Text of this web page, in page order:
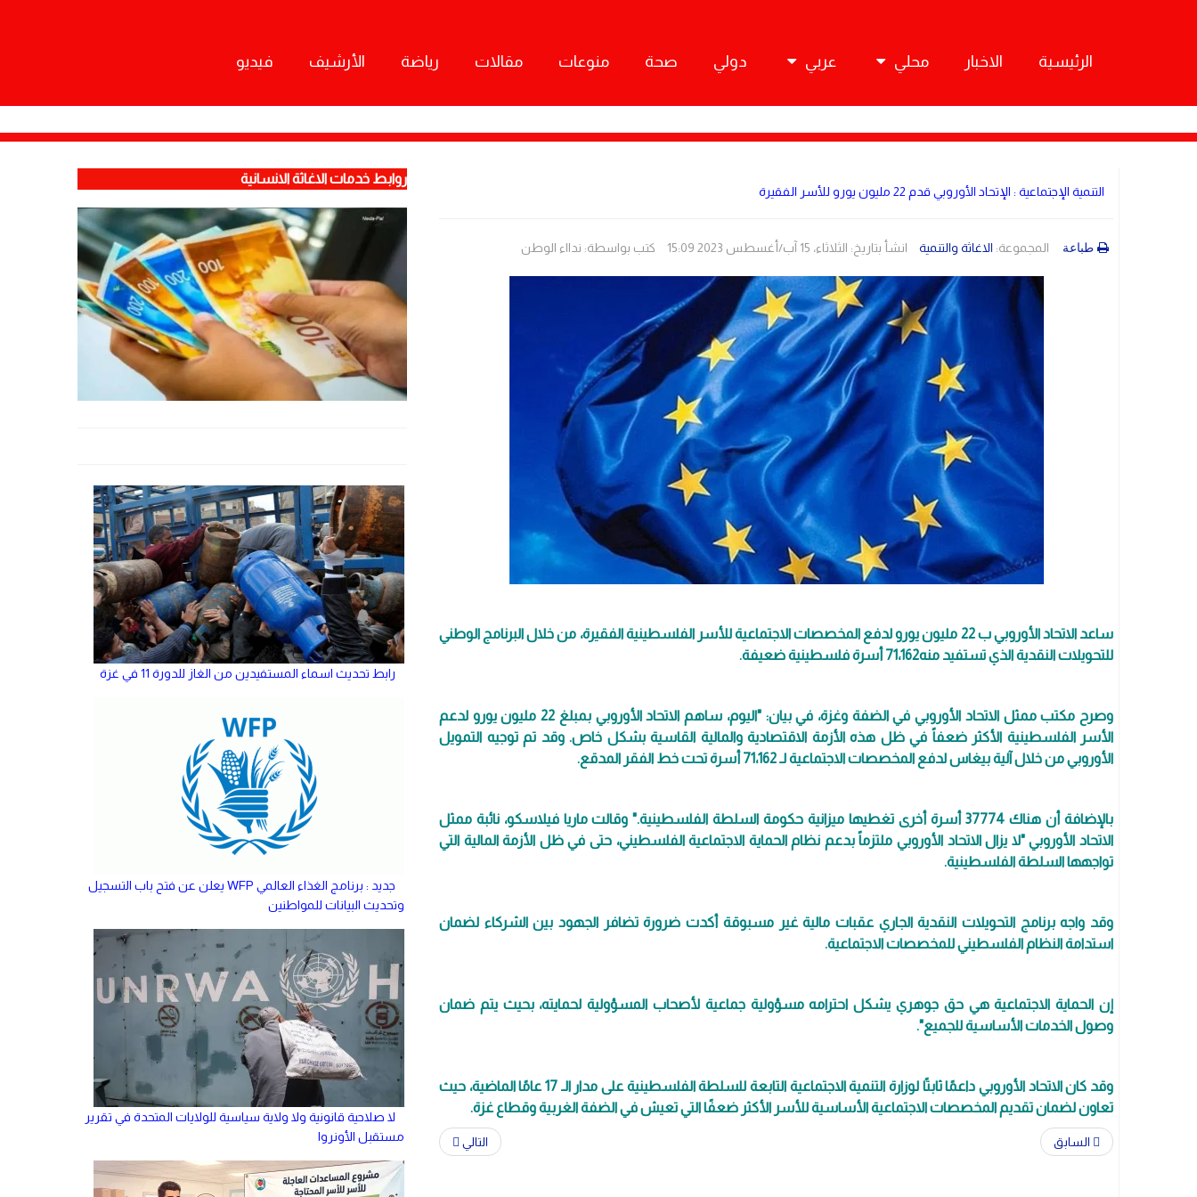
الرئيسية الاخبار محلي عربي دولي صحة منوعات مقالات رياضة الأرشيف فيديو
التنمية الإجتماعية : الإتحاد الأوروبي قدم 22 مليون يورو للأسر الفقيرة
المجموعة: الاغاثة والتنمية انشأ بتاريخ: الثلاثاء، 15 آب/أغسطس 2023 15:09 كتب بواسطة: ندااء الوطن طباعة
ساعد الاتحاد الأوروبي ب 22 مليون يورو لدفع المخصصات الاجتماعية للأسر الفلسطينية الفقيرة، من خلال البرنامج الوطني
للتحويلات النقدية الذي تستفيد منه71،162 أسرة فلسطينية ضعيفة.
وصرح مكتب ممثل الاتحاد الأوروبي في الضفة وغزة، في بيان: "اليوم، ساهم الاتحاد الأوروبي بمبلغ 22 مليون يورو لدعم
الأسر الفلسطينية الأكثر ضعفاً في ظل هذه الأزمة الاقتصادية والمالية القاسية بشكل خاص. وقد تم توجيه التمويل
الأوروبي من خلال آلية بيغاس لدفع المخصصات الاجتماعية لـ 71،162 أسرة تحت خط الفقر المدقع.
بالإضافة أن هناك 37774 أسرة أخرى تغطيها ميزانية حكومة السلطة الفلسطينية." وقالت ماريا فيلاسكو، نائبة ممثل
الاتحاد الأوروبي "لا يزال الاتحاد الأوروبي ملتزماً بدعم نظام الحماية الاجتماعية الفلسطيني، حتى في ظل الأزمة المالية التي
تواجهها السلطة الفلسطينية.
وقد واجه برنامج التحويلات النقدية الجاري عقبات مالية غير مسبوقة أكدت ضرورة تضافر الجهود بين الشركاء لضمان
استدامة النظام الفلسطيني للمخصصات الاجتماعية.
إن الحماية الاجتماعية هي حق جوهري يشكل احترامه مسؤولية جماعية لأصحاب المسؤولية لحمايته، بحيث يتم ضمان
وصول الخدمات الأساسية للجميع".
وقد كان الاتحاد الأوروبي داعمًا ثابتًا لوزارة التنمية الاجتماعية التابعة للسلطة الفلسطينية على مدار الـ 17 عامًا الماضية، حيث
تعاون لضمان تقديم المخصصات الاجتماعية الأساسية للأسر الأكثر ضعفًا التي تعيش في الضفة الغربية وقطاع غزة.
السابق التالي
روابط خدمات الاغاثة الانسانية
رابط تحديث اسماء المستفيدين من الغاز للدورة 11 في غزة
جديد : برنامج الغذاء العالمي WFP يعلن عن فتح باب التسجيل
وتحديث البيانات للمواطنين
لا صلاحية قانونية ولا ولاية سياسية للولايات المتحدة في تقرير
مستقبل الأونروا